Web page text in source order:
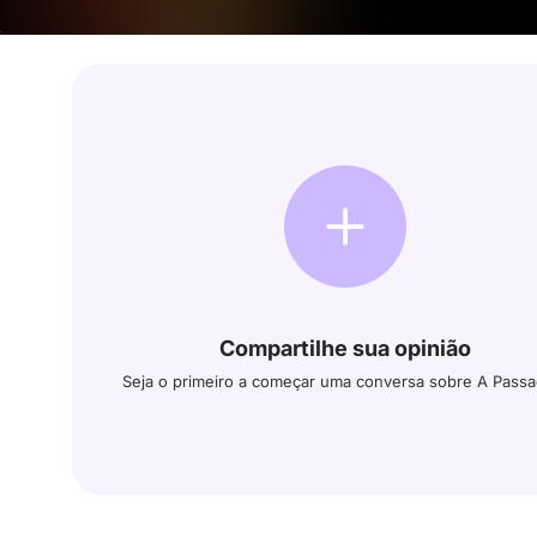
Compartilhe sua opinião
Seja o primeiro a começar uma conversa sobre A